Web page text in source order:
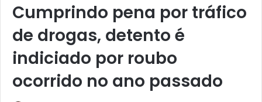
Cumprindo pena por tráfico
de drogas, detento é
indiciado por roubo
ocorrido no ano passado